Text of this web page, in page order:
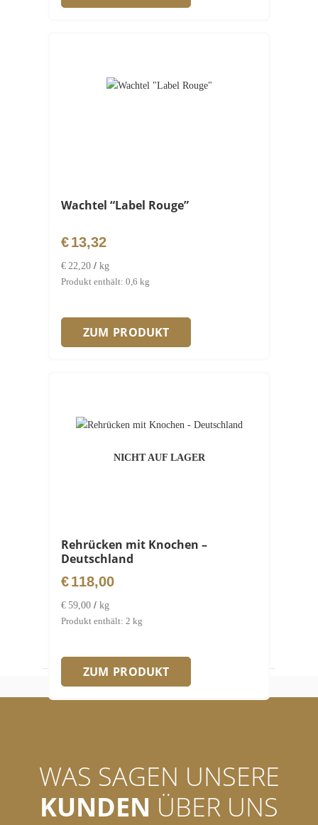
Wachtel “Label Rouge”
€13,32
€ 22,20 / kg
Produkt enthält: 0,6 kg
ZUM PRODUKT
NICHT AUF LAGER
Rehrücken mit Knochen –
Deutschland
€118,00
€ 59,00 / kg
Produkt enthält: 2 kg
ZUM PRODUKT
WAS SAGEN UNSERE
KUNDEN ÜBER UNS